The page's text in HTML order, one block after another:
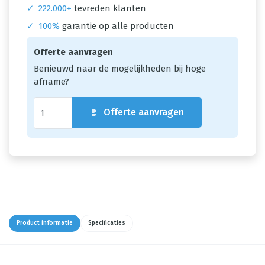
✓ 222.000+ tevreden klanten
✓
100% garantie op alle producten
Offerte aanvragen
Benieuwd naar de mogelijkheden bij hoge
afname?
Offerte aanvragen
Product informatie Specificaties